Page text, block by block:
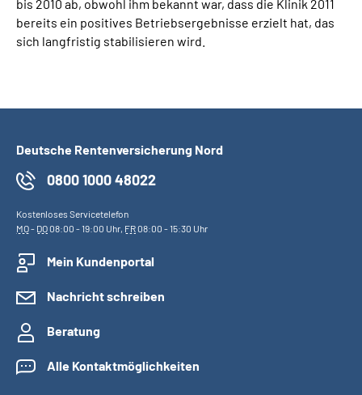
bis 2010 ab, obwohl ihm bekannt war, dass die Klinik 2011
bereits ein positives Betriebsergebnisse erzielt hat, das
sich langfristig stabilisieren wird.
Deutsche Rentenversicherung Nord
0800 1000 48022
Kostenloses Servicetelefon
MO- DO08:00 - 19:00 Uhr, FR08:00 - 15:30 Uhr
Mein Kundenportal
Nachricht schreiben
Beratung
Alle Kontaktmöglichkeiten